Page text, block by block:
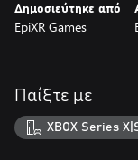
keeping the marble
Addictive and family-
Marble Adventure
Δημοσιεύτηκε από
EpiXR Games
Παίξτε με
XBOX Series